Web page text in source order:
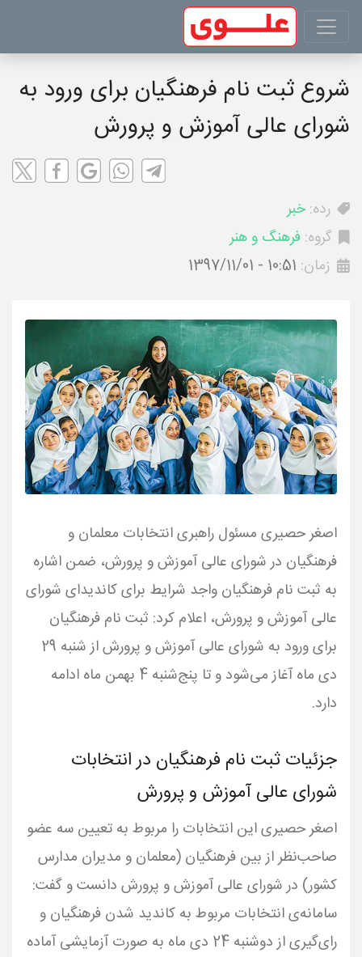
شروع ثبت نام فرهنگیان برای ورود به
شورای عالی آموزش و پرورش
رده: خبر
گروه: فرهنگ و هنر
زمان: 1397/11/01 - 10:51
اصغر حصیری مسئول راهبری انتخابات معلمان و
فرهنگیان در شورای عالی آموزش و پرورش، ضمن اشاره
به ثبت نام فرهنگیان واجد شرایط برای کاندیدای شورای
عالی آموزش و پرورش، اعلام کرد: ثبت نام فرهنگیان
برای ورود به شورای عالی آموزش و پرورش از شنبه 29
دی ماه آغاز می‌شود و تا پنج‌شنبه 4 بهمن ماه ادامه
دارد.
جزئیات ثبت نام فرهنگیان در انتخابات
شورای عالی آموزش و پرورش
اصغر حصیری این انتخابات را مربوط به تعیین سه عضو
صاحب‌نظر از بین فرهنگیان (معلمان و مدیران مدارس
کشور) در شورای عالی آموزش و پرورش دانست و گفت:
سامانه‌ی انتخابات مربوط به کاندید شدن فرهنگیان و
رای‌گیری از دوشنبه 24 دی ماه به صورت آزمایشی آماده